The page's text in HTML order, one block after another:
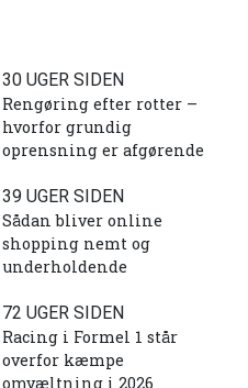
30 UGER SIDEN
Rengøring efter rotter –
hvorfor grundig
oprensning er afgørende
39 UGER SIDEN
Sådan bliver online
shopping nemt og
underholdende
72 UGER SIDEN
Racing i Formel 1 står
overfor kæmpe
omvæltning i 2026